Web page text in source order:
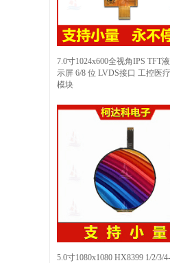
7.0寸1024x600全视角IPS TFT
示屏 6/8 位 LVDS接口 工控医
模块
5.0寸1080x1080 HX8399 1/2/3/